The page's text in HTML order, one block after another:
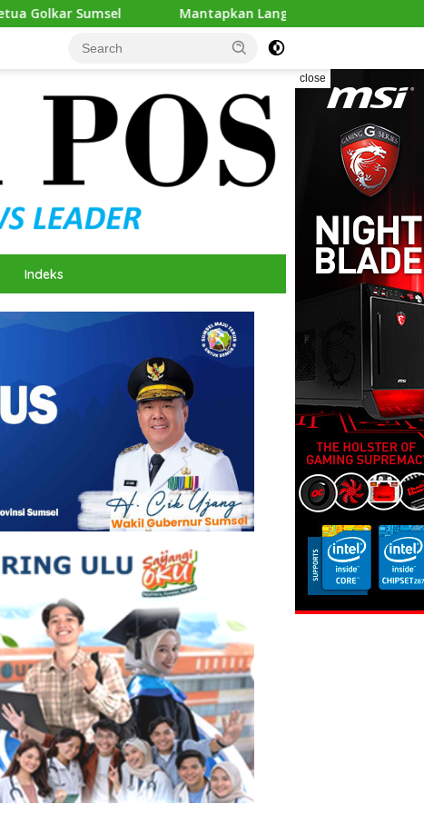
Mantapkan Langkah, Andie Dinialdie Ambil Formulir
close
Indeks